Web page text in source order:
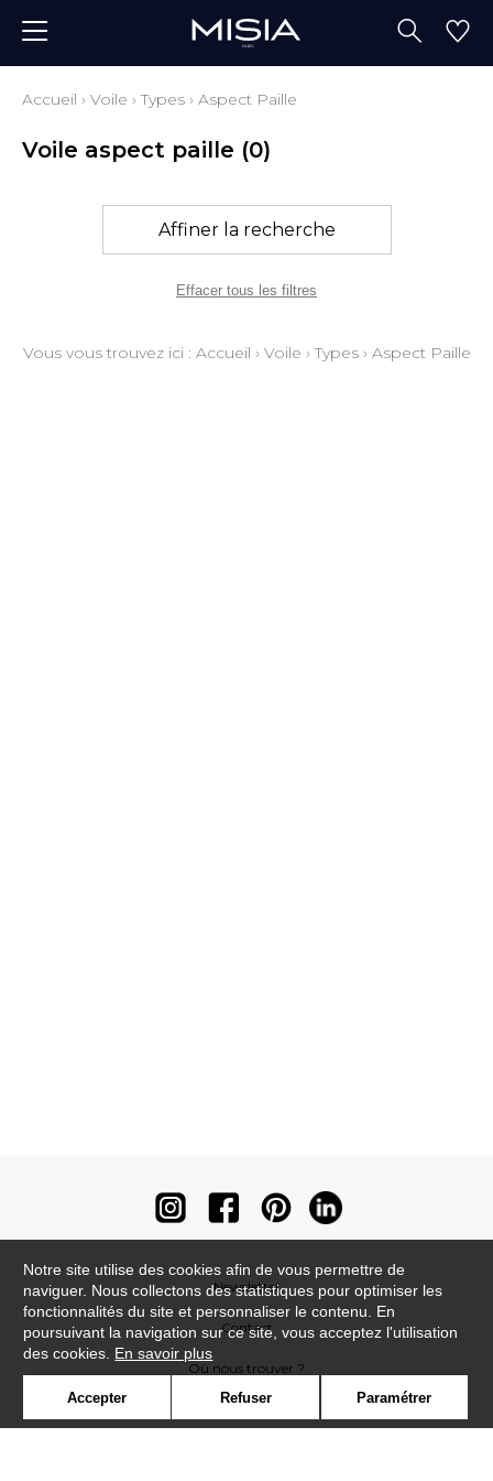
Accueil › Voile ›Types › Aspect Paille
Voile aspect paille (0)
Affiner la recherche
Effacer tous les filtres
Vous vous trouvez ici : Accueil › Voile ›Types› Aspect Paille
Newsletter
Contact
Où nous trouver ?
Notre site utilise des cookies afin de vous permettre de
naviguer. Nous collectons des statistiques pour optimiser les
fonctionnalités du site et personnaliser le contenu. En
poursuivant la navigation sur ce site, vous acceptez l'utilisation
des cookies. En savoir plus
Accepter Refuser Paramétrer